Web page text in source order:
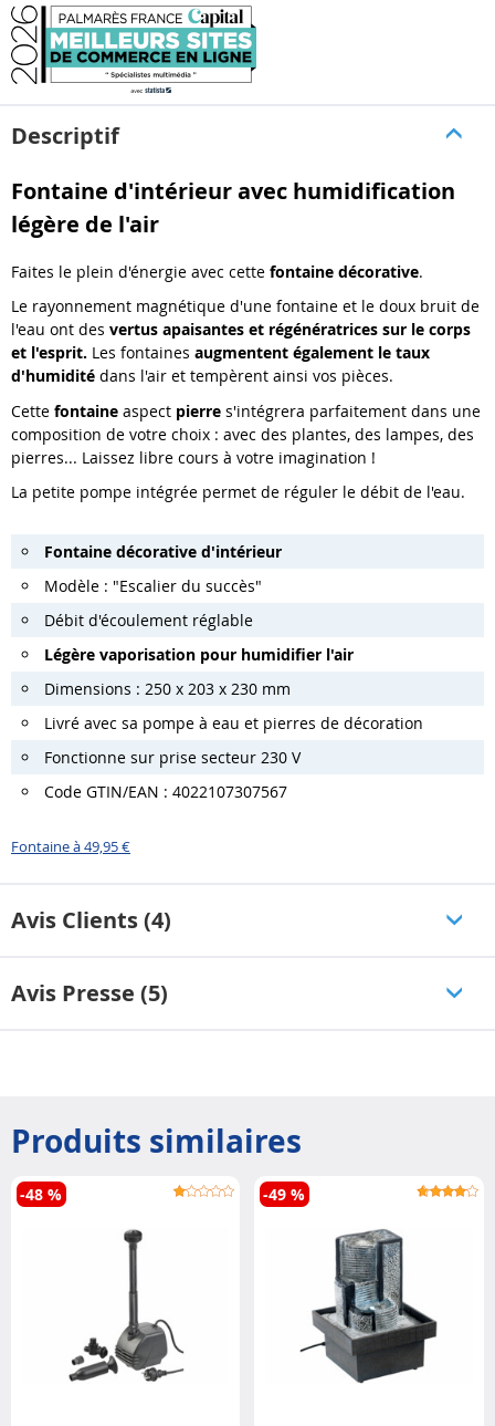
Descriptif
Fontaine d'intérieur avec humidification
légère de l'air
Faites le plein d'énergie avec cette fontaine décorative.
Le rayonnement magnétique d'une fontaine et le doux bruit de
l'eau ont des vertus apaisantes et régénératrices sur le corps
et l'esprit. Les fontaines augmentent également le taux
d'humidité dans l'air et tempèrent ainsi vos pièces.
Cette fontaine aspect pierre s'intégrera parfaitement dans une
composition de votre choix : avec des plantes, des lampes, des
pierres... Laissez libre cours à votre imagination !
La petite pompe intégrée permet de réguler le débit de l'eau.
Fontaine décorative d'intérieur
Modèle : "Escalier du succès"
Débit d'écoulement réglable
Légère vaporisation pour humidifier l'air
Dimensions : 250 x 203 x 230 mm
Livré avec sa pompe à eau et pierres de décoration
Fonctionne sur prise secteur 230 V
Code GTIN/EAN : 4022107307567
Fontaine à 49,95 €
Avis Clients (4)
Avis Presse (5)
Produits similaires
-48 % -49 %